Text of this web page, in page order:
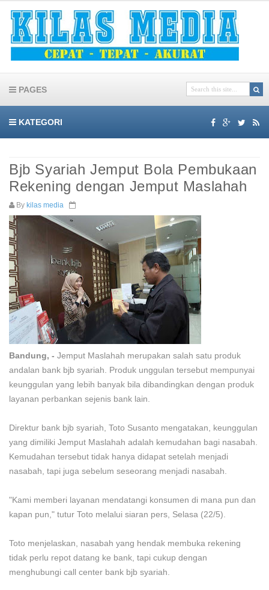
PAGES
KATEGORI
Bjb Syariah Jemput Bola Pembukaan
Rekening dengan Jemput Maslahah
By kilas media
Bandung, - Jemput Maslahah merupakan salah satu produk
andalan bank bjb syariah. Produk unggulan tersebut mempunyai
keunggulan yang lebih banyak bila dibandingkan dengan produk
layanan perbankan sejenis bank lain.
Direktur bank bjb syariah, Toto Susanto mengatakan, keunggulan
yang dimiliki Jemput Maslahah adalah kemudahan bagi nasabah.
Kemudahan tersebut tidak hanya didapat setelah menjadi
nasabah, tapi juga sebelum seseorang menjadi nasabah.
"Kami memberi layanan mendatangi konsumen di mana pun dan
kapan pun," tutur Toto melalui siaran pers, Selasa (22/5).
Toto menjelaskan, nasabah yang hendak membuka rekening
tidak perlu repot datang ke bank, tapi cukup dengan
menghubungi call center bank bjb syariah.